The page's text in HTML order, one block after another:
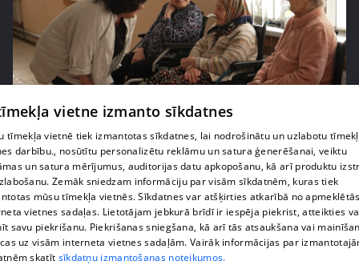
pirms 2 nedēļām, 5 dienām
Margarita Kolosova jau gadiem velta savu laiku
senioru atbalstam
70. epizode
vietne izmanto sīkdatnes
tīmekļa vietnē tiek izmantotas sīkdatnes, lai nodrošinātu un uzlabotu
darbību., nosūtītu personalizētu reklāmu un satura ģenerēšanai, veiktu
un satura mērījumus, auditorijas datu apkopošanu, kā arī produktu
Zemāk sniedzam informāciju par visām sīkdatnēm, kuras tiek
mūsu tīmekļa vietnēs. Sīkdatnes var atšķirties atkarībā no
vietnes sadaļas. Lietotājam jebkurā brīdī ir iespēja piekrist, atteikties
savu piekrišanu. Piekrišanas sniegšana, kā arī tās atsaukšana vai
uz visām interneta vietnes sadaļām. Vairāk informācijas par
skatīt sīkdatņu izmantošanas noteikumos.